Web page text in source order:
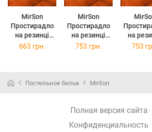
MirSon
Простирадло
на резинці
полуторне
Premium
MirSon
Простирадло
на резинці
полуторне
Premium
на
663 грн. 753 грн. 753
Постельное белье MirSon
Полная версия сайта
Конфиденциальность